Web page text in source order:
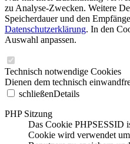
zu Analyse-Zwecken. Weitere
Speicherdauer und den
Datenschutzerklärung. In den
Auswahl anpassen.
Technisch notwendige Cookies
Dienen dem technisch
schließenDetails
PHP Sitzung
Das Cookie PHPSESSID
Cookie wird verwendet